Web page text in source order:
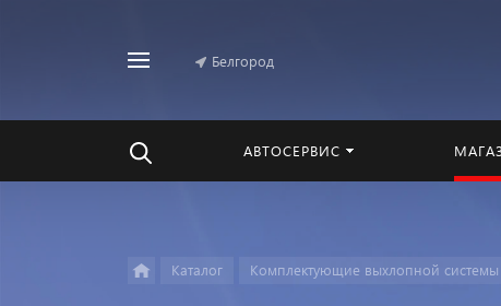
Белгород
АВТОСЕРВИС
Каталог Комплектующие выхлопной системы